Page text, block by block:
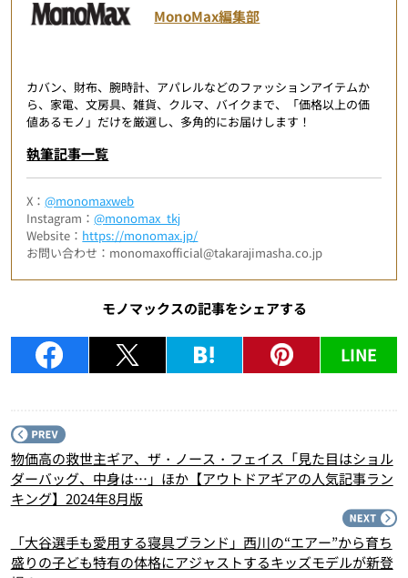
MonoMax編集部
カバン、財布、腕時計、アパレルなどのファッションアイテムか
ら、家電、文房具、雑貨、クルマ、バイクまで、「価格以上の価
値あるモノ」だけを厳選し、多角的にお届けします！
執筆記事一覧
X：@monomaxweb
Instagram：@monomax_tkj
Website： https://monomax.jp/
お問い合わせ：monomaxofficial@takarajimasha.co.jp
モノマックスの記事をシェアする
LINE
物価高の救世主ギア、ザ・ノース・フェイス「見た目はショル
ダーバッグ、中身は…」ほか【アウトドアギアの人気記事ラン
キング】2024年8月版
「大谷選手も愛用する寝具ブランド」西川の“エアー”から育ち
盛りの子ども特有の体格にアジャストするキッズモデルが新登